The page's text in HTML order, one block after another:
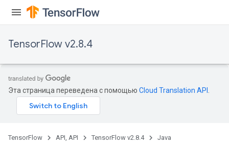
TensorFlow v2.8.4
Эта страница переведена с помощью Cloud Translation API
TensorFlow API, API TensorFlow v2.8.4 Java